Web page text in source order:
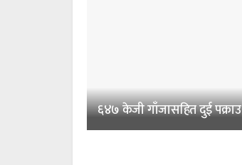
६४७ केजी गाँजासहित दुई पक्राउ